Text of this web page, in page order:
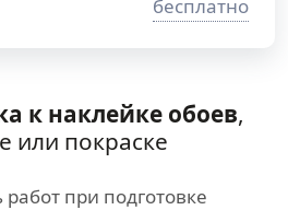
бесплатно
к наклейке обоев,
или покраске
при подготовке